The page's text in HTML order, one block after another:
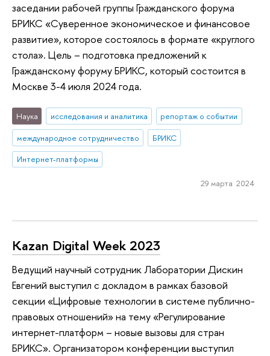
заседании рабочей группы Гражданского форума
БРИКС «Суверенное экономическое и финансовое
развитие», которое состоялось в формате «круглого
стола». Цель – подготовка предложений к
Гражданскому форуму БРИКС, который состоится в
Москве 3-4 июля 2024 года.
Наука исследования и аналитика
репортаж о событии
международное сотрудничество
БРИКС
Интернет-платформы
29 марта 2024
Kazan Digital Week 2023
Ведущий научный сотрудник Лаборатории Дискин
Евгений выступил с докладом в рамках базовой
секции «Цифровые технологии в системе публично-
правовых отношений» на тему «Регулирование
интернет-платформ – новые вызовы для стран
БРИКС». Организатором конференции выступил